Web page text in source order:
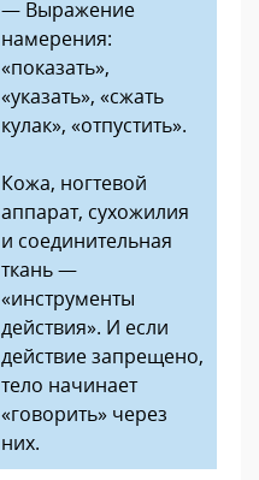
— Выражение
намерения:
«показать»,
«указать», «сжать
кулак», «отпустить».
Кожа, ногтевой
аппарат, сухожилия
и соединительная
ткань —
«инструменты
действия». И если
действие запрещено,
тело начинает
«говорить» через
них.